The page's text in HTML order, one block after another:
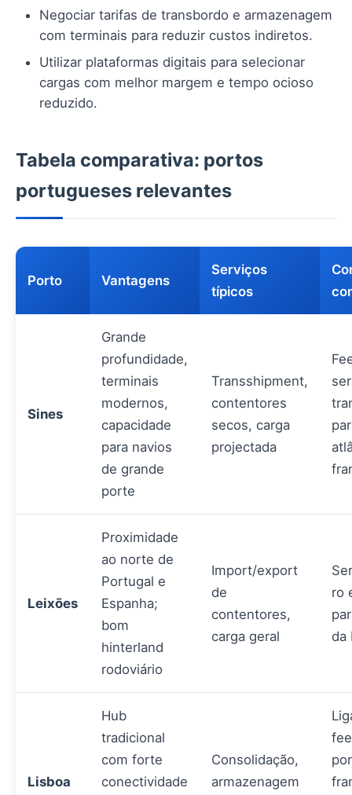
Negociar tarifas de transbordo e armazenagem
com terminais para reduzir custos indiretos.
Utilizar plataformas digitais para selecionar
cargas com melhor margem e tempo ocioso
reduzido.
Tabela comparativa: portos
portugueses relevantes
Porto Vantagens
Serviços
típicos
Sines
Grande
profundidade,
terminais
modernos,
capacidade
para navios
de grande
porte
Transshipment,
contentores
secos, carga
projectada
Leixões
Proximidade
ao norte de
Portugal e
Espanha;
bom
hinterland
rodoviário
Import/export
de
contentores,
carga geral
ro
da
Lisboa
Hub
tradicional
com forte
conectividade
Consolidação,
armazenagem